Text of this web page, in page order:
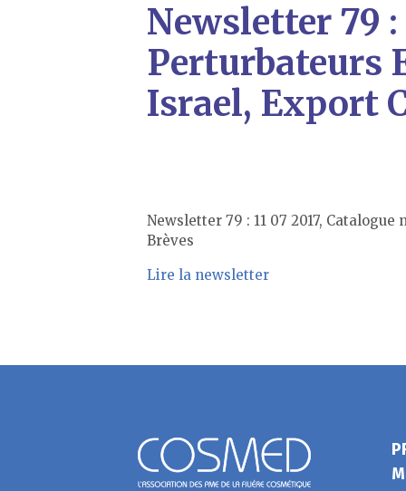
Newsletter 79
Perturbateurs
Israel, Export
Newsletter 79 : 11 07 2017,
Brèves
Lire la newsletter